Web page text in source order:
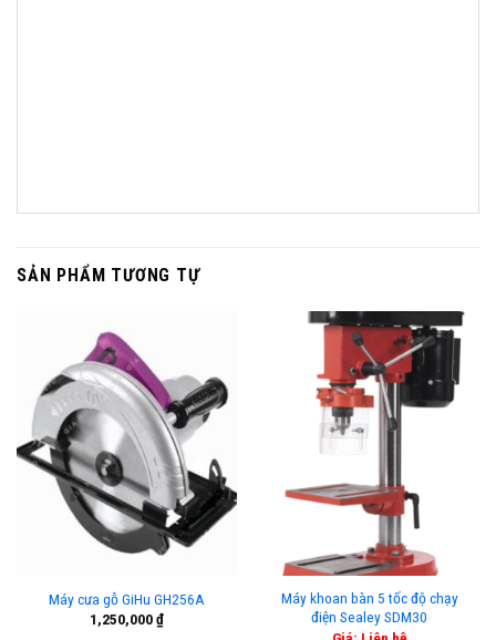
SẢN PHẨM TƯƠNG TỰ
Máy cưa gỗ GiHu GH256A
1,250,000₫
Máy khoan bàn 5 tốc độ chạy
điện Sealey SDM30